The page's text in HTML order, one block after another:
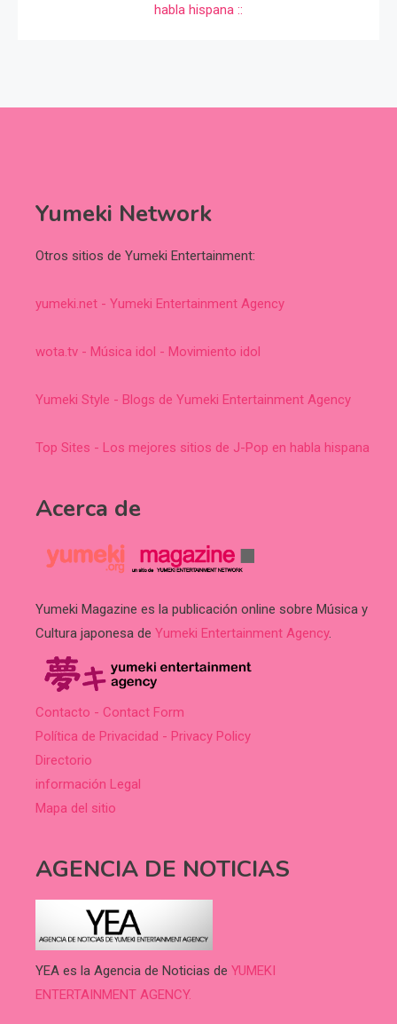
Yumeki Network
Otros sitios de Yumeki Entertainment:
yumeki.net - Yumeki Entertainment Agency
wota.tv - Música idol - Movimiento idol
Yumeki Style - Blogs de Yumeki Entertainment Agency
Top Sites - Los mejores sitios de J-Pop en habla hispana
Acerca de
Yumeki Magazine es la publicación online sobre Música y
Cultura japonesa de Yumeki Entertainment Agency.
Contacto - Contact Form
Política de Privacidad - Privacy Policy
Directorio
información Legal
Mapa del sitio
AGENCIA DE NOTICIAS
YEA es la Agencia de Noticias de YUMEKI
ENTERTAINMENT AGENCY.